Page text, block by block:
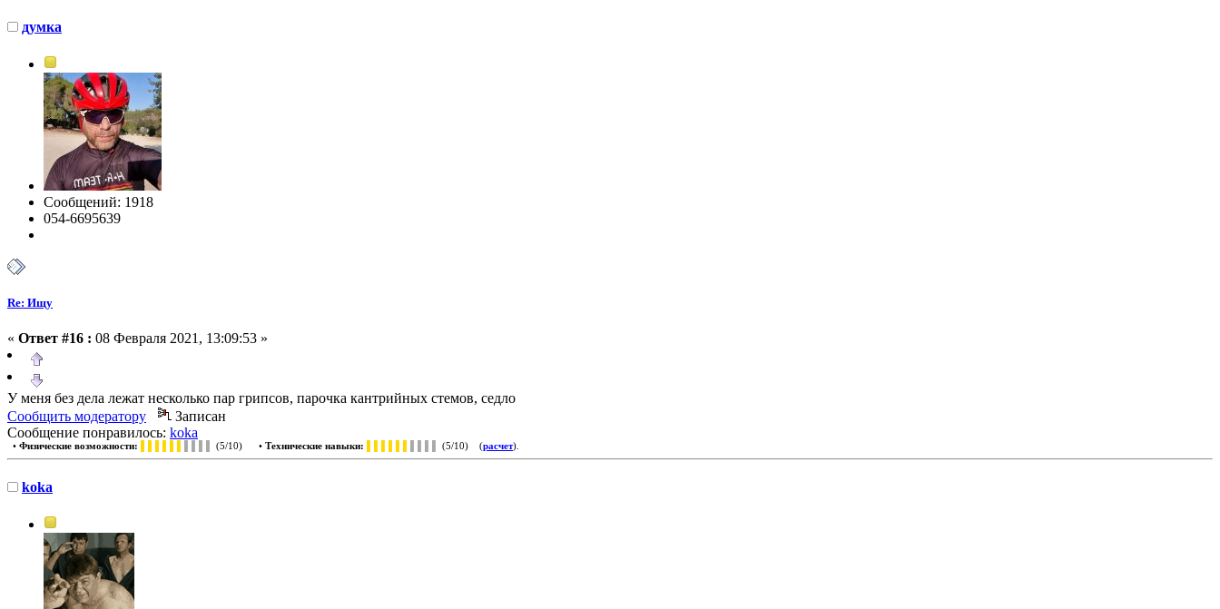
думка
Сообщений: 1918
054-6695639
Re: Ищу
« Ответ #16 : 08 Февраля 2021, 13:09:53 »
У меня без дела лежат несколько пар грипсов, парочка кантрийных стемов, седло
Сообщить модератору
Записан
Сообщение понравилось: koka
• Физические возможности: (5/10) • Технические навыки: (5/10) (расчет).
koka